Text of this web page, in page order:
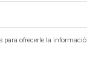
ofrecerle la